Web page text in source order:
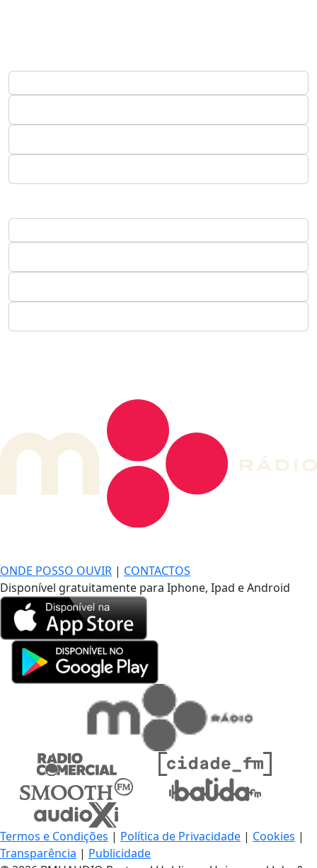
ONDE POSSO OUVIR | CONTACTOS
Disponível gratuitamente para Iphone, Ipad e Android
Termos e Condições | Política de Privacidade | Cookies |
Transparência | Publicidade